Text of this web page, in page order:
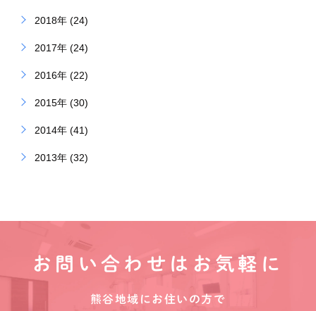
2018年 (24)
2017年 (24)
2016年 (22)
2015年 (30)
2014年 (41)
2013年 (32)
お問い合わせはお気軽に
熊谷地域にお住いの方で